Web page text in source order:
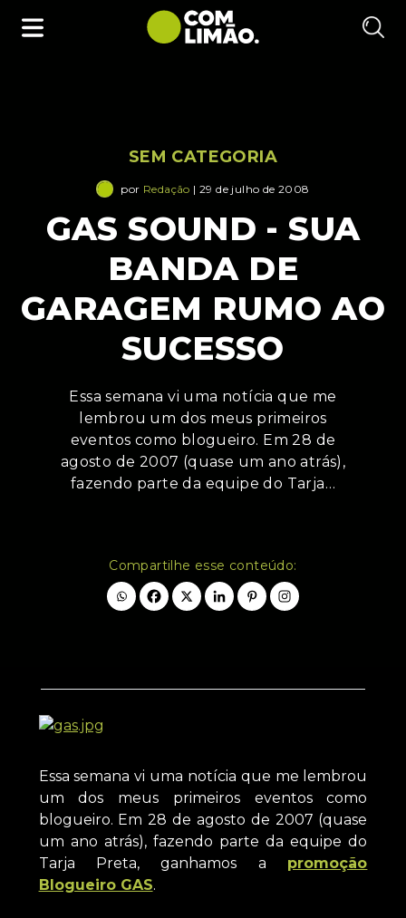
SEM CATEGORIA
por Redação | 29 de julho de 2008
GAS SOUND - SUA
BANDA DE
GARAGEM RUMO AO
SUCESSO
Essa semana vi uma notícia que me
lembrou um dos meus primeiros
eventos como blogueiro. Em 28 de
agosto de 2007 (quase um ano atrás),
fazendo parte da equipe do Tarja…
Compartilhe esse conteúdo:
Essa semana vi uma notícia que me lembrou
um dos meus primeiros eventos como
blogueiro. Em 28 de agosto de 2007 (quase
um ano atrás), fazendo parte da equipe do
Tarja Preta, ganhamos a promoção
Blogueiro GAS.